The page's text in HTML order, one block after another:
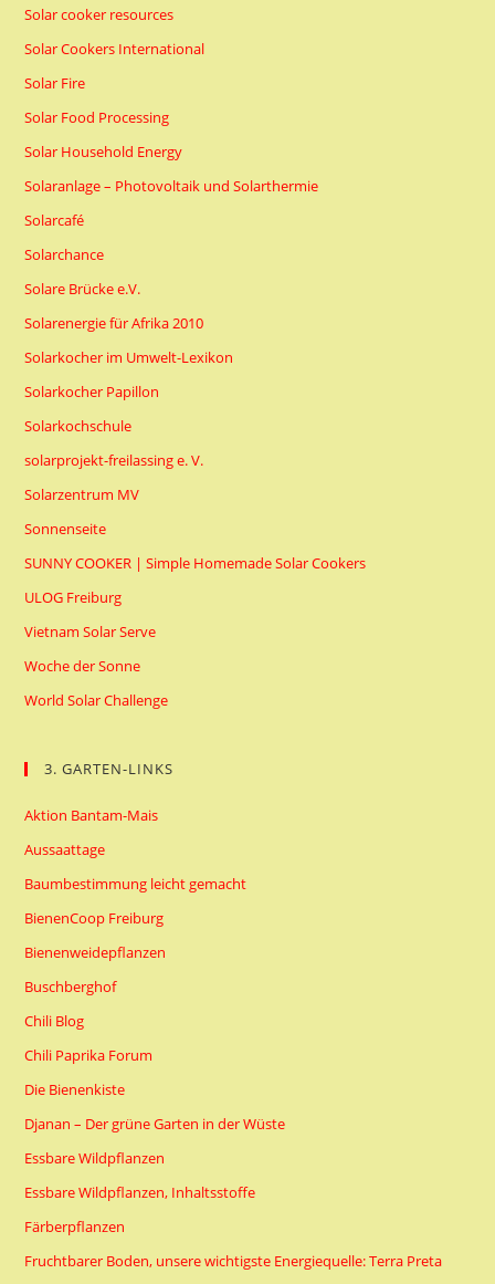
Solar cooker resources
Solar Cookers International
Solar Fire
Solar Food Processing
Solar Household Energy
Solaranlage – Photovoltaik und Solarthermie
Solarcafé
Solarchance
Solare Brücke e.V.
Solarenergie für Afrika 2010
Solarkocher im Umwelt-Lexikon
Solarkocher Papillon
Solarkochschule
solarprojekt-freilassing e. V.
Solarzentrum MV
Sonnenseite
SUNNY COOKER | Simple Homemade Solar Cookers
ULOG Freiburg
Vietnam Solar Serve
Woche der Sonne
World Solar Challenge
3. GARTEN-LINKS
Aktion Bantam-Mais
Aussaattage
Baumbestimmung leicht gemacht
BienenCoop Freiburg
Bienenweidepflanzen
Buschberghof
Chili Blog
Chili Paprika Forum
Die Bienenkiste
Djanan – Der grüne Garten in der Wüste
Essbare Wildpflanzen
Essbare Wildpflanzen, Inhaltsstoffe
Färberpflanzen
Fruchtbarer Boden, unsere wichtigste Energiequelle: Terra Preta